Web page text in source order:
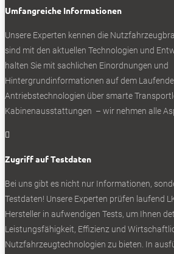
Ich akzeptiere die
Datenschutzbestimmungen
SOCIALS
Folgen
Folgen
Umfangreiche Informationen
Unsere Experten kennen die
sind mit den aktuellen Technologien und
halten Sie mit sachlichen Einordnungen und
Hintergrundinformationen auf dem
Antriebstechnologien über smarte
Kabinenausstattungen – wir nehmen alle

Zugriff auf Testdaten
Bei uns gibt es nicht nur Informationen,
Testdaten! Unsere Experten prüfen laufend
Hersteller in aufwendigen Tests, um Ihnen
Leistungsfähigkeit, Effizienz und
Nutzfahrzeugtechnologien zu bieten. In